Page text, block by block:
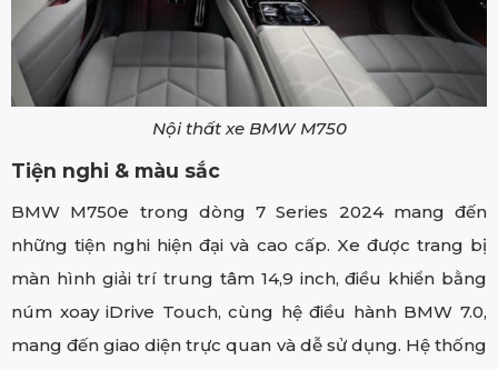
Nội thất xe BMW M750
Tiện nghi & màu sắc
BMW M750e trong dòng 7 Series 2024 mang đến
những tiện nghi hiện đại và cao cấp. Xe được trang bị
màn hình giải trí trung tâm 14,9 inch, điều khiển bằng
núm xoay iDrive Touch, cùng hệ điều hành BMW 7.0,
mang đến giao diện trực quan và dễ sử dụng. Hệ thống